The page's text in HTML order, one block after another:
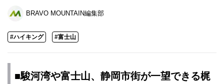
BRAVO MOUNTAIN編集部
#ハイキング #富士山
■駿河湾や富士山、静岡市街が一望できる梶